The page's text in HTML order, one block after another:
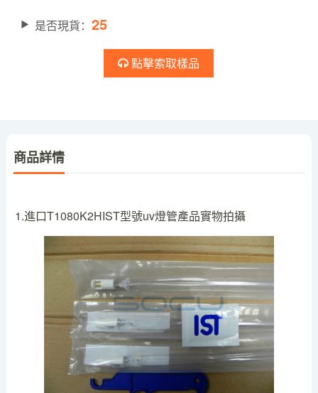
是否現貨： 25
點擊索取樣品
商品詳情
1.進口T1080K2HIST型號uv燈管產品實物拍攝